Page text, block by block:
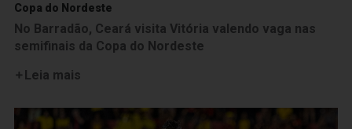
Copa do Nordeste
No Barradão, Ceará visita Vitória valendo vaga nas
semifinais da Copa do Nordeste
Leia mais